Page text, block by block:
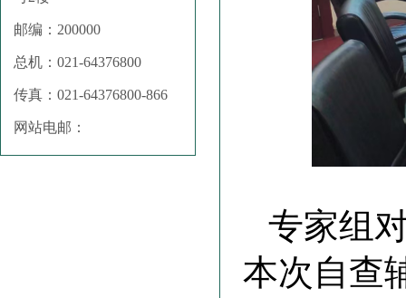
邮编：200000
总机：021-64376800
传真：021-64376800-866
网站电邮：
专家组
本次自查